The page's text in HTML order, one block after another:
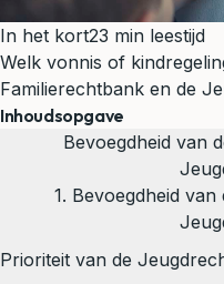
In het kort23 min leestijd
Welk vonnis of
Familierechtbank en de
Inhoudsopgave
Bevoegdheid van
1. Bevoegdheid
Prioriteit van de